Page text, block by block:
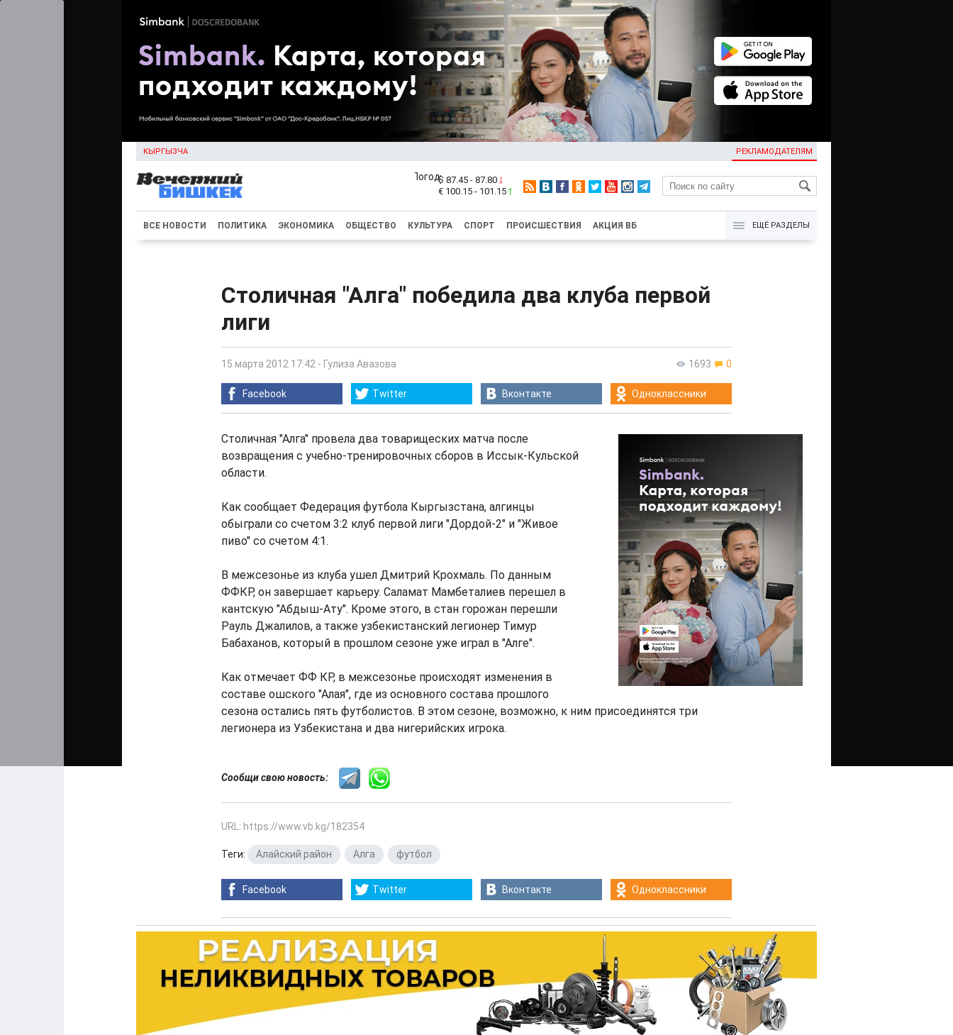
КЫРГЫЗЧА РЕКЛАМОДАТЕЛЯМ
KG
$ 87.45 - 87.80
€ 100.15 - 101.15
ВСЕ НОВОСТИ ПОЛИТИКА ЭКОНОМИКА ОБЩЕСТВО КУЛЬТУРА СПОРТ ПРОИСШЕСТВИЯ АКЦИЯ ВБ ЕЩЁ РАЗДЕЛЫ
Столичная "Алга" победила два клуба первой
лиги
1693 0
15 марта 2012 17:42 - Гулиза Авазова
Facebook Twitter Вконтакте Одноклассники
Столичная "Алга" провела два товарищеских матча после
возвращения с учебно-тренировочных сборов в Иссык-Кульской
области.
Как сообщает Федерация футбола Кыргызстана, алгинцы
обыграли со счетом 3:2 клуб первой лиги "Дордой-2" и "Живое
пиво" со счетом 4:1.
В межсезонье из клуба ушел Дмитрий Крохмаль. По данным
ФФКР, он завершает карьеру. Саламат Мамбеталиев перешел в
кантскую "Абдыш-Ату". Кроме этого, в стан горожан перешли
Рауль Джалилов, а также узбекистанский легионер Тимур
Бабаханов, который в прошлом сезоне уже играл в "Алге".
Как отмечает ФФ КР, в межсезонье происходят изменения в
составе ошского "Алая", где из основного состава прошлого
сезона остались пять футболистов. В этом сезоне, возможно, к ним присоединятся три
легионера из Узбекистана и два нигерийских игрока.
Сообщи свою новость:
URL: https://www.vb.kg/182354
Теги: Алайский район Алга футбол
Facebook Twitter Вконтакте Одноклассники